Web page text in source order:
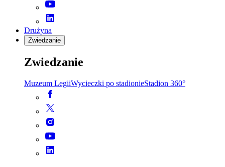
Drużyna
Zwiedzanie
Zwiedzanie
Muzeum LegiiWycieczki po stadionieStadion 360°